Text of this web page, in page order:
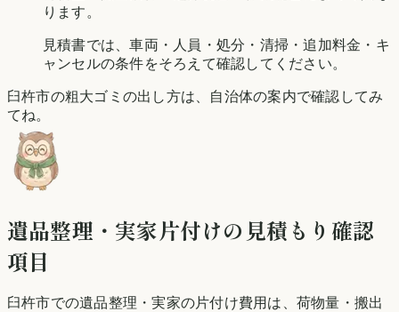
ります。
見積書では、車両・人員・処分・清掃・追加料金・キ
ャンセルの条件をそろえて確認してください。
臼杵市の粗大ゴミの出し方は、自治体の案内で確認してみ
てね。
遺品整理・実家片付けの見積もり確認
項目
臼杵市での遺品整理・実家の片付け費用は、荷物量・搬出